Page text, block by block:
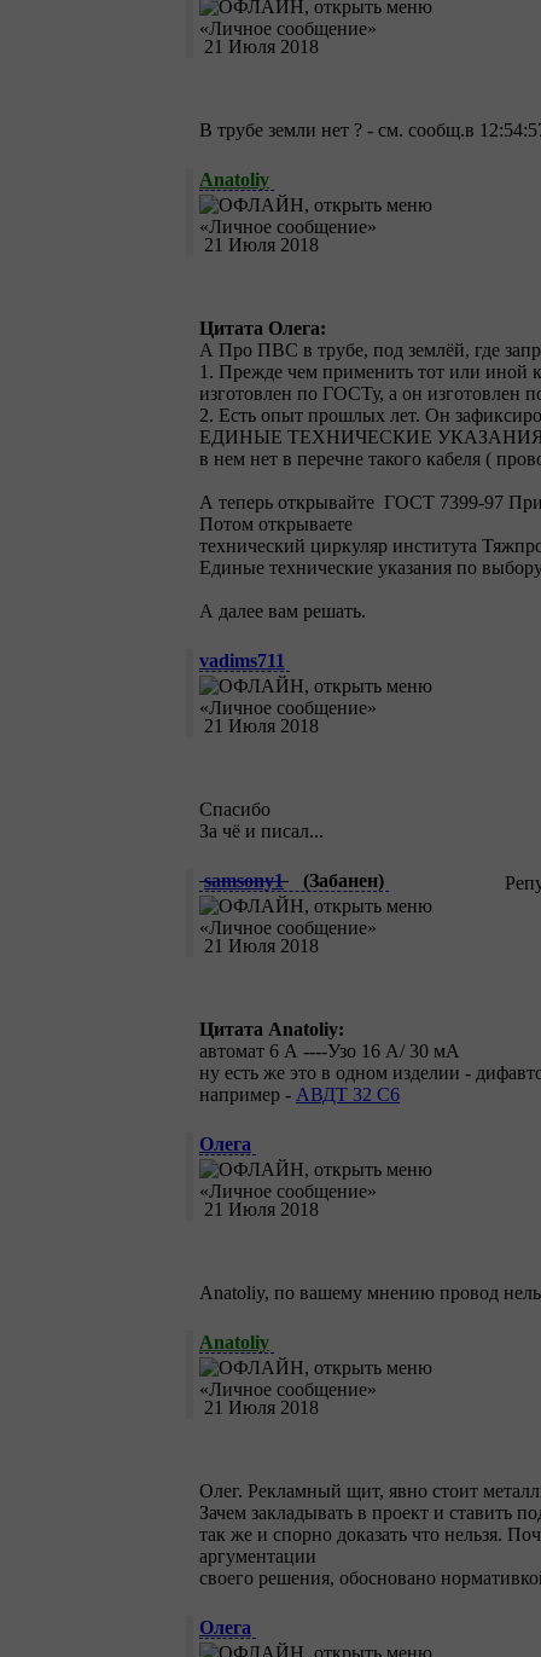
21 Июля 2018
В трубе земли нет ? - см. сообщ.в
Anatoliy
21 Июля 2018
Цитата Олега:
А Про ПВС в трубе, под землёй, где
1. Прежде чем применить тот или иной
изготовлен по ГОСТу, а он изготовлен
2. Есть опыт прошлых лет. Он
ЕДИНЫЕ ТЕХНИЧЕСКИЕ
в нем нет в перечне такого кабеля (
А теперь открывайте ГОСТ 7399-97
Потом открываете
технический циркуляр института
Единые технические указания по
А далее вам решать.
vadims711
21 Июля 2018
Спасибо
За чё и писал...
samsony1 (Забанен)
21 Июля 2018
Цитата Anatoliy:
автомат 6 А ----Узо 16 А/ 30 мА
ну есть же это в одном изделии -
например - АВДТ 32 С6
Олега
21 Июля 2018
Anatoliy, по вашему мнению провод
Anatoliy
21 Июля 2018
Олег. Рекламный щит, явно стоит
Зачем закладывать в проект и ставить
так же и спорно доказать что нельзя.
аргументации
своего решения, обосновано
Олега